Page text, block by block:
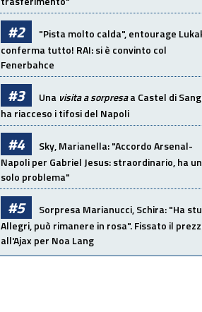
#2
"Pista molto calda", entourage
conferma tutto! RAI: si è convinto col
Fenerbahce
#3 Una visita a sorpresaa Castel di
ha riacceso i tifosi del Napoli
#4
Sky, Marianella: "Accordo Arsenal-
Napoli per Gabriel Jesus: straordinario, ha un
solo problema"
#5
Sorpresa Marianucci, Schira: "Ha
Allegri, può rimanere in rosa". Fissato il
all'Ajax per Noa Lang